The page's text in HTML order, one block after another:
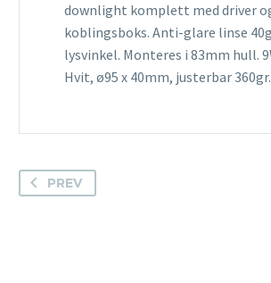
downlight komplett med driver
koblingsboks. Anti-glare linse
lysvinkel. Monteres i 83mm hull.
Hvit, ø95 x 40mm, justerbar 360gr.
PREV